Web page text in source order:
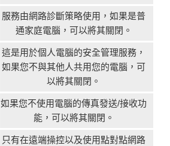
服務由網路診斷策略使用，如果是普
通家庭電腦，可以將其關閉。
這是用於個人電腦的安全管理服務，
如果您不與其他人共用您的電腦，可
以將其關閉。
如果您不使用電腦的傳真發送/接收功
能，可以將其關閉。
只有在遠端操控以及使用點對點網路